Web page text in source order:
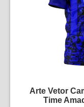
Arte Vetor
Time